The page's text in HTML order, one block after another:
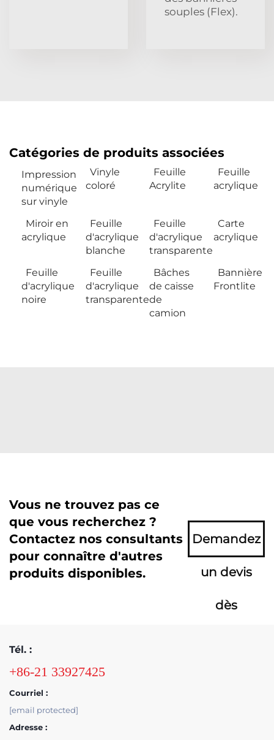
souples (Flex).
Catégories de produits associées
Impression
numérique
sur vinyle
Vinyle
coloré
Feuille
Acrylite
Feuille
acrylique
Miroir en
acrylique
Feuille
d'acrylique
blanche
Feuille
d'acrylique
transparente
Carte
acrylique
Feuille
d'acrylique
noire
Feuille
d'acrylique
transparente
Bâches
de caisse
de
camion
Bannière
Frontlite
Vous ne trouvez pas ce
que vous recherchez ?
Contactez nos consultants
pour connaître d'autres
produits disponibles.
Demandez
un devis
dès
Tél. :
+86-21 33927425
Courriel :
[email protected]
Adresse :